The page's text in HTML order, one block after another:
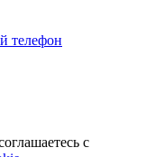
телефон
с